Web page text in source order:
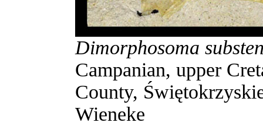
Dimorphosoma
Campanian, upper
County,
Wieneke